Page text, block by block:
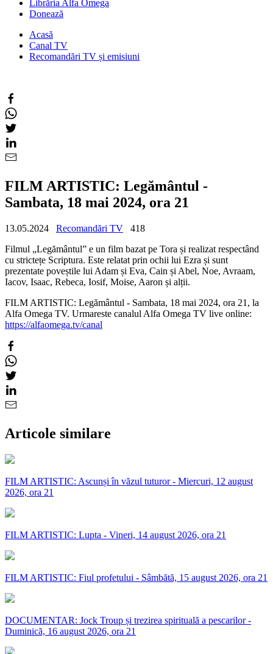
Librăria Alfa Omega
Donează
Acasă
Canal TV
Recomandări TV și emisiuni
FILM ARTISTIC: Legământul -
Sambata, 18 mai 2024, ora 21
13.05.2024 Recomandări TV
418
Filmul „Legământul” e un film bazat pe Tora și realizat respectând
cu strictețe Scriptura. Este relatat prin ochii lui Ezra și sunt
prezentate poveștile lui Adam și Eva, Cain și Abel, Noe, Avraam,
Iacov, Isaac, Rebeca, Iosif, Moise, Aaron și alții.
FILM ARTISTIC: Legământul - Sambata, 18 mai 2024, ora 21, la
Alfa Omega TV. Urmareste canalul Alfa Omega TV live online:
https://alfaomega.tv/canal
Articole similare
FILM ARTISTIC: Ascunși în văzul tuturor - Miercuri, 12 august
2026, ora 21
FILM ARTISTIC: Lupta - Vineri, 14 august 2026, ora 21
FILM ARTISTIC: Fiul profetului - Sâmbătă, 15 august 2026, ora 21
DOCUMENTAR: Jock Troup și trezirea spirituală a pescarilor -
Duminică, 16 august 2026, ora 21